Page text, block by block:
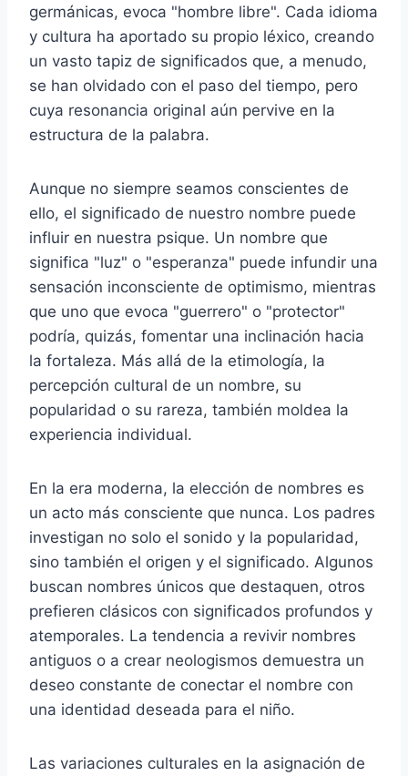
germánicas, evoca "hombre libre". Cada idioma
y cultura ha aportado su propio léxico, creando
un vasto tapiz de significados que, a menudo,
se han olvidado con el paso del tiempo, pero
cuya resonancia original aún pervive en la
estructura de la palabra.
Aunque no siempre seamos conscientes de
ello, el significado de nuestro nombre puede
influir en nuestra psique. Un nombre que
significa "luz" o "esperanza" puede infundir una
sensación inconsciente de optimismo, mientras
que uno que evoca "guerrero" o "protector"
podría, quizás, fomentar una inclinación hacia
la fortaleza. Más allá de la etimología, la
percepción cultural de un nombre, su
popularidad o su rareza, también moldea la
experiencia individual.
En la era moderna, la elección de nombres es
un acto más consciente que nunca. Los padres
investigan no solo el sonido y la popularidad,
sino también el origen y el significado. Algunos
buscan nombres únicos que destaquen, otros
prefieren clásicos con significados profundos y
atemporales. La tendencia a revivir nombres
antiguos o a crear neologismos demuestra un
deseo constante de conectar el nombre con
una identidad deseada para el niño.
Las variaciones culturales en la asignación de